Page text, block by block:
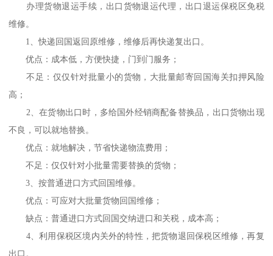
办理货物退运手续，出口货物退运代理，出口退运保税区免税
维修。
1、快递回国返回原维修，维修后再快递复出口。
优点：成本低，方便快捷，门到门服务；
不足：仅仅针对批量小的货物，大批量邮寄回国海关扣押风险
高；
2、在货物出口时，多给国外经销商配备替换品，出口货物出现
不良，可以就地替换。
优点：就地解决，节省快递物流费用；
不足：仅仅针对小批量需要替换的货物；
3、按普通进口方式回国维修。
优点：可应对大批量货物回国维修；
缺点：普通进口方式回国交纳进口和关税，成本高；
4、利用保税区境内关外的特性，把货物退回保税区维修，再复
出口。